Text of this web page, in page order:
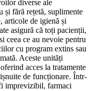
diverse ale
și fără rețetă, suplimente
articole de igienă și
asigură că toți pacienții,
ceea ce au nevoie pentru
cu program extins sau
Aceste unități
acces la tratamente
de funcționare. Într-
imprevizibil, farmaci